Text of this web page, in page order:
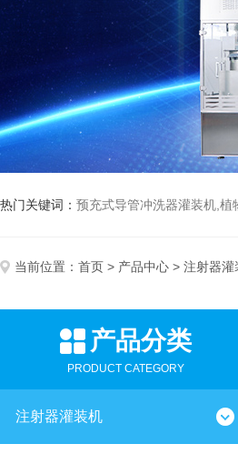
热门关键词： 预充式导管冲洗器灌装机,
当前位置： 首页 > 产品中心 > 注射器灌
产品分类
PRODUCT CATEGORY
注射器灌装机